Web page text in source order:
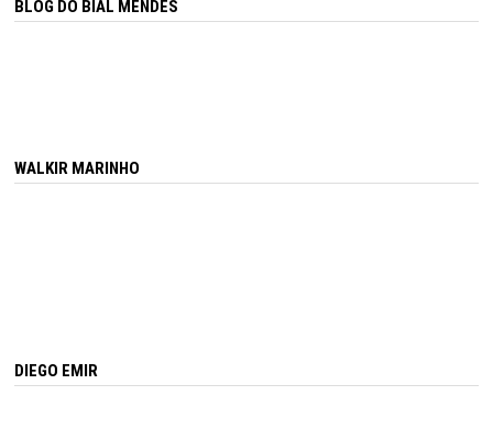
BLOG DO BIAL MENDES
WALKIR MARINHO
DIEGO EMIR